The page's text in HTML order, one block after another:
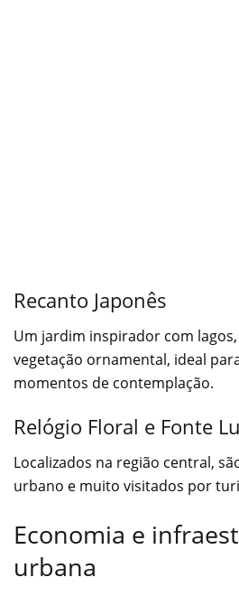
Recanto Japonês
Um jardim inspirador com
vegetação ornamental, ideal
momentos de contemplação.
Relógio Floral e Fonte
Localizados na região central,
urbano e muito visitados por
Economia e
urbana